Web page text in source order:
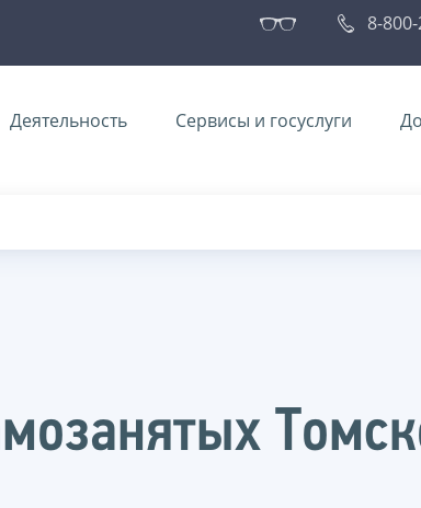
8-
Деятельность Сервисы и госуслуги